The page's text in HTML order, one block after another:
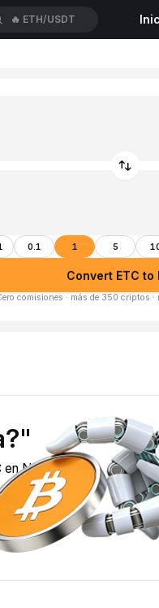
🔥 ETH/USDT
0.1 1 5
Convert ETC to
comisiones · más de 350 criptos
en NOK en